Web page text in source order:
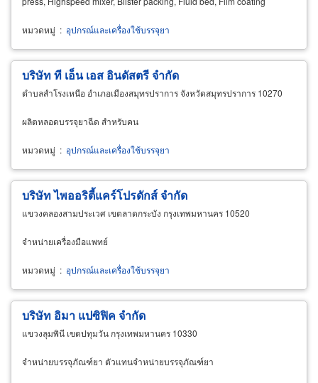
หมวดหมู่ : อุปกรณ์และเครื่องใช้บรรจุยา
บริษัท ที เอ็น เอส อินดัสตรี จำกัด
ตำบลสำโรงเหนือ อำเภอเมืองสมุทรปราการ จังหวัดสมุทรปราการ 10270
ผลิตหลอดบรรจุยาฉีด สำหรับคน
หมวดหมู่ : อุปกรณ์และเครื่องใช้บรรจุยา
บริษัท ไพออริตี้แคร์โปรดักส์ จำกัด
แขวงคลองสามประเวศ เขตลาดกระบัง กรุงเทพมหานคร 10520
จำหน่ายเครื่องมือแพทย์
หมวดหมู่ : อุปกรณ์และเครื่องใช้บรรจุยา
บริษัท อิมา แปซิฟิค จำกัด
แขวงลุมพินี เขตปทุมวัน กรุงเทพมหานคร 10330
จำหน่ายบรรจุภัณฑ์ยา ตัวแทนจำหน่ายบรรจุภัณฑ์ยา